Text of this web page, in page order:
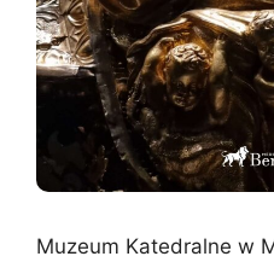
Muzeum Katedralne w